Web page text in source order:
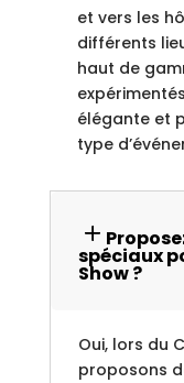
et vers les
différents
haut de
élégante et
type
spéciaux
Show ?
Oui, lors du
proposons